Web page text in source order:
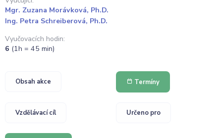
Mgr. Zuzana Morávková, Ph.D.
Ing. Petra Schreiberová, Ph.D.
Vyučovacích hodin:
6 (1h = 45 min)
Obsah akce Termíny
Vzdělávací cíl Určeno pro